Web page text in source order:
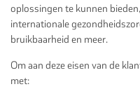
oplossingen te kunnen
internationale
bruikbaarheid en meer.
Om aan deze eisen van de
met: